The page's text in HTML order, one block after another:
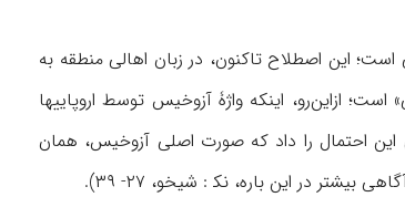
این اصطلاح تاکنون، در زبان اهالی منطقه به
ازاین‌رو، اینکه واژۀ آزوخیس توسط اروپاییها
احتمال را داد که صورت اصلی آزوخیس، همان
در این باره، نک‍ : شیخو، ۲۷- ۳۹).